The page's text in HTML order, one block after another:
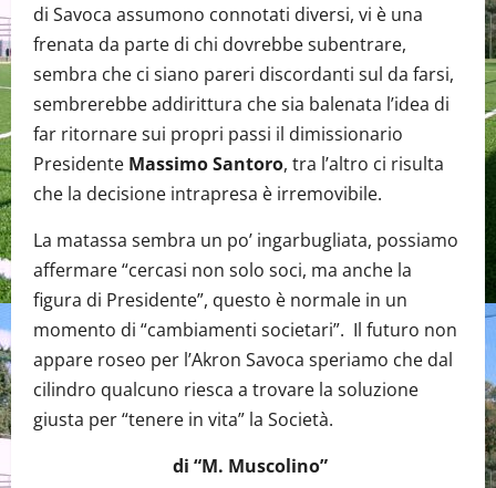
di Savoca assumono connotati diversi, vi è una
frenata da parte di chi dovrebbe subentrare,
sembra che ci siano pareri discordanti sul da farsi,
sembrerebbe addirittura che sia balenata l’idea di
far ritornare sui propri passi il dimissionario
Presidente Massimo Santoro, tra l’altro ci risulta
che la decisione intrapresa è irremovibile.
La matassa sembra un po’ ingarbugliata, possiamo
affermare “cercasi non solo soci, ma anche la
figura di Presidente”, questo è normale in un
momento di “cambiamenti societari”. Il futuro non
appare roseo per l’Akron Savoca speriamo che dal
cilindro qualcuno riesca a trovare la soluzione
giusta per “tenere in vita” la Società.
di “M. Muscolino”